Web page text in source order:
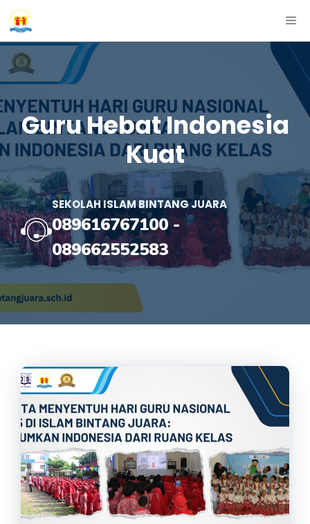
Skip
to
content
Guru Hebat Indonesia
Kuat
SEKOLAH ISLAM BINTANG JUARA
089616767100-
089662552583